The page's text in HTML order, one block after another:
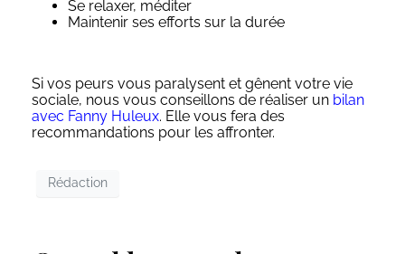
Se relaxer, méditer
Maintenir ses efforts sur la durée
Si vos peurs vous paralysent et gênent votre vie
sociale, nous vous conseillons de réaliser un bilan
avec Fanny Huleux. Elle vous fera des
recommandations pour les affronter.
Rédaction